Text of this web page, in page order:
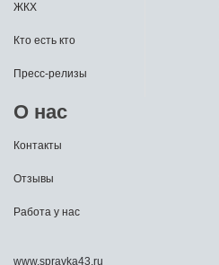
ЖКХ
Кто есть кто
Пресс-релизы
О нас
Контакты
Отзывы
Работа у нас
www.spravka43.ru